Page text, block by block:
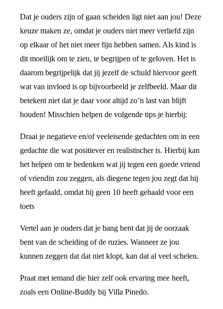
Dat je ouders zijn of gaan scheiden ligt niet aan jou! Deze
keuze maken ze, omdat je ouders niet meer verliefd zijn
op elkaar of het niet meer fijn hebben samen. Als kind is
dit moeilijk om te zien, te begrijpen of te geloven. Het is
daarom begrijpelijk dat jij jezelf de schuld hiervoor geeft
wat van invloed is op bijvoorbeeld je zelfbeeld. Maar dit
betekent niet dat je daar voor altijd zo’n last van blijft
houden! Misschien helpen de volgende tips je hierbij:
Draai je negatieve en/of veeleisende gedachten om in een
gedachte die wat positiever en realistischer is. Hierbij kan
het helpen om te bedenken wat jij tegen een goede vriend
of vriendin zou zeggen, als diegene tegen jou zegt dat hij
heeft gefaald, omdat hij geen 10 heeft gehaald voor een
toets
Vertel aan je ouders dat je bang bent dat jij de oorzaak
bent van de scheiding of de ruzies. Wanneer ze jou
kunnen zeggen dat dat niet klopt, kan dat al veel schelen.
Praat met iemand die hier zelf ook ervaring mee heeft,
zoals een Online-Buddy bij Villa Pinedo.